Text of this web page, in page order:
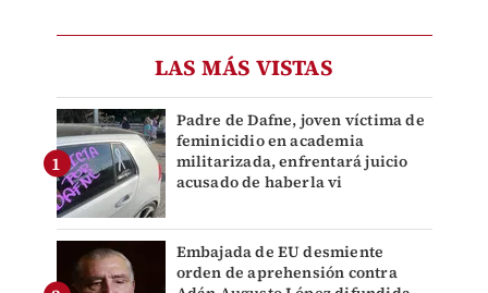
LAS MÁS VISTAS
Padre de Dafne, joven víctima de
feminicidio en academia
militarizada, enfrentará juicio
acusado de haberla vi
Embajada de EU desmiente
orden de aprehensión contra